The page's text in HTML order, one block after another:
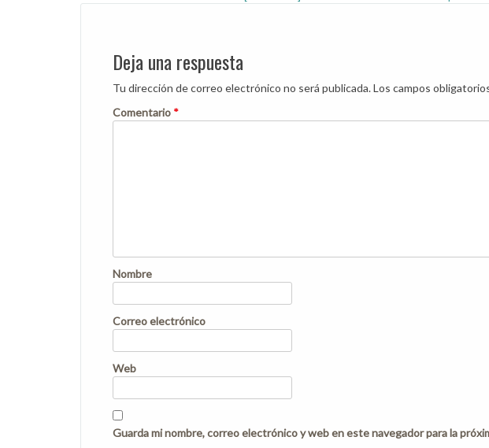
Post
navigation
Deja una respuesta
Tu dirección de correo electrónico no será publicada.Los campos
Comentario *
Nombre
Correo electrónico
Web
Guarda mi nombre, correo electrónico y web en este navegador para la